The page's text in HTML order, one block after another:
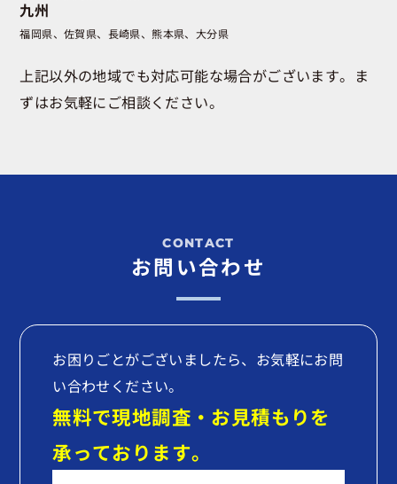
九州
福岡県 佐賀県 長崎県 熊本県 大分県
上記以外の地域でも対応可能な場合がございます。ま
ずはお気軽にご相談ください。
お問い合わせ
お困りごとがございましたら、お気軽にお問
い合わせください。
無料で現地調査・お見積もりを
承っております。